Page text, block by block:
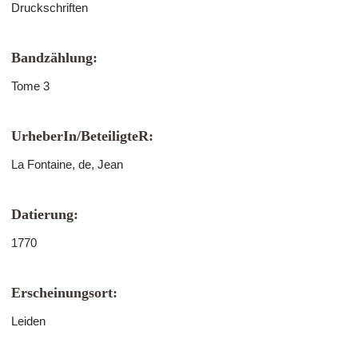
Druckschriften
Bandzählung:
Tome 3
UrheberIn/BeteiligteR:
La Fontaine, de, Jean
Datierung:
1770
Erscheinungsort:
Leiden